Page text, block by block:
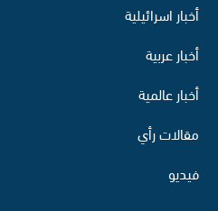
أخبار اسرائيلية
أخبار عربية
أخبار عالمية
مقالات رأي
فيديو